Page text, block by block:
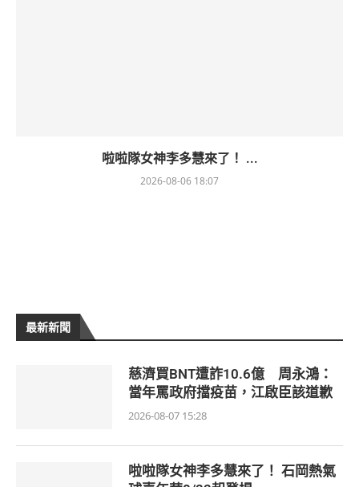
啦啦隊女神李多慧來了！ ...
2026-08-06 18:07
最新新聞
慈濟買BNT遭詐10.6億 周永鴻：
當年罵政府擋疫苗，江啟臣該道歉
2026-08-07 15:28
啦啦隊女神李多慧來了！ 石岡熱氣